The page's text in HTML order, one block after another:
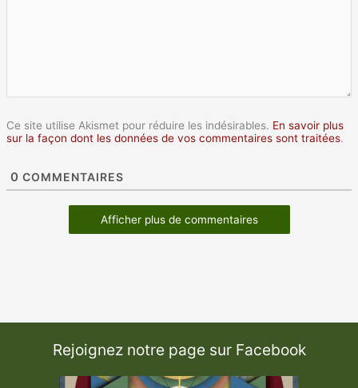
Ce site utilise Akismet pour réduire les indésirables. En savoir plus
sur la façon dont les données de vos commentaires sont traitées.
0 COMMENTAIRES
Afficher plus de commentaires
Rejoignez notre page sur Facebook